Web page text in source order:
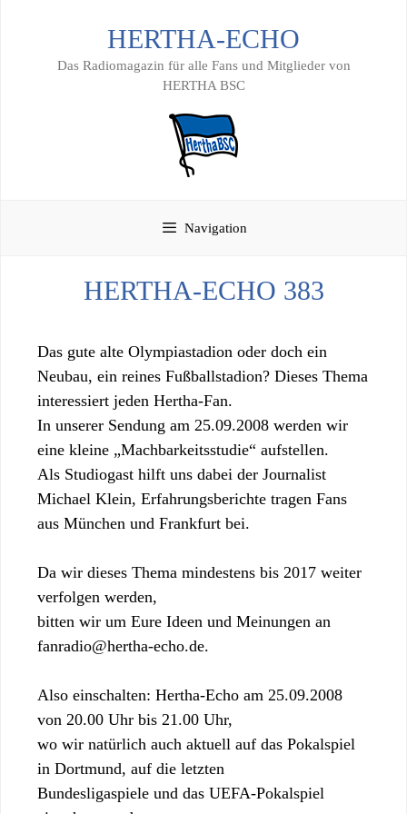
HERTHA-ECHO
Das Radiomagazin für alle Fans und Mitglieder von
HERTHA BSC
Navigation
HERTHA-ECHO 383
Das gute alte Olympiastadion oder doch ein
Neubau, ein reines Fußballstadion? Dieses Thema
interessiert jeden Hertha-Fan.
In unserer Sendung am 25.09.2008 werden wir
eine kleine „Machbarkeitsstudie“ aufstellen.
Als Studiogast hilft uns dabei der Journalist
Michael Klein, Erfahrungsberichte tragen Fans
aus München und Frankfurt bei.
Da wir dieses Thema mindestens bis 2017 weiter
verfolgen werden,
bitten wir um Eure Ideen und Meinungen an
fanradio@hertha-echo.de.
Also einschalten: Hertha-Echo am 25.09.2008
von 20.00 Uhr bis 21.00 Uhr,
wo wir natürlich auch aktuell auf das Pokalspiel
in Dortmund, auf die letzten
Bundesligaspiele und das UEFA-Pokalspiel